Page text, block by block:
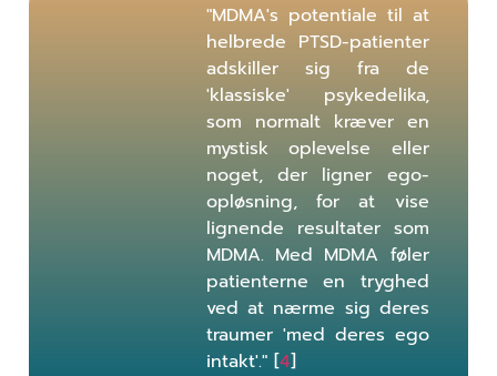
"MDMA's potentiale til at
helbrede PTSD-patienter
adskiller sig fra de
'klassiske' psykedelika,
som normalt kræver en
mystisk oplevelse eller
noget, der ligner ego-
opløsning, for at vise
lignende resultater som
MDMA. Med MDMA føler
patienterne en tryghed
ved at nærme sig deres
traumer 'med deres ego
intakt'." [4]